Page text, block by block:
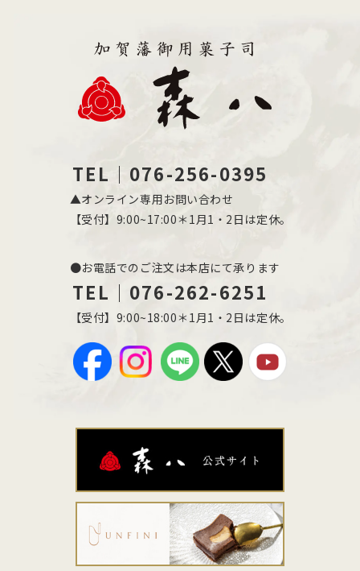
TEL｜076-256-0395
▲オンライン専用お問い合わせ
【受付】9:00~17:00＊1月1・2日は定休。
●お電話でのご注文は本店にて承ります
TEL｜076-262-6251
【受付】9:00~18:00＊1月1・2日は定休。